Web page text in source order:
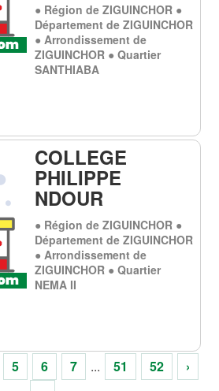
● Région de ZIGUINCHOR ●
Département de ZIGUINCHOR
● Arrondissement de
ZIGUINCHOR ● Quartier
SANTHIABA
COLLEGE
PHILIPPE
NDOUR
● Région de ZIGUINCHOR ●
Département de ZIGUINCHOR
● Arrondissement de
ZIGUINCHOR ● Quartier
NEMA II
5 6 7 ... 51 52
›